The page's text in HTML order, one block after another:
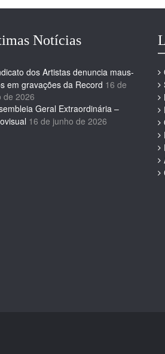
Notícias
dos Artistas denuncia maus-
em gravações da Record 16 de
de 2026
Geral Extraordinária –
16 de junho de 2026